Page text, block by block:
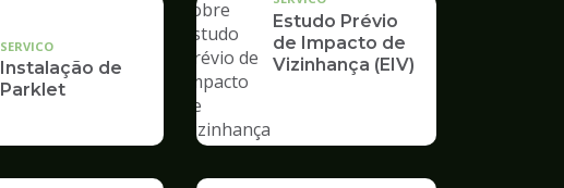
SERVICO
Instalação de
Parklet
Estudo Prévio
de Impacto de
Vizinhança (EIV)